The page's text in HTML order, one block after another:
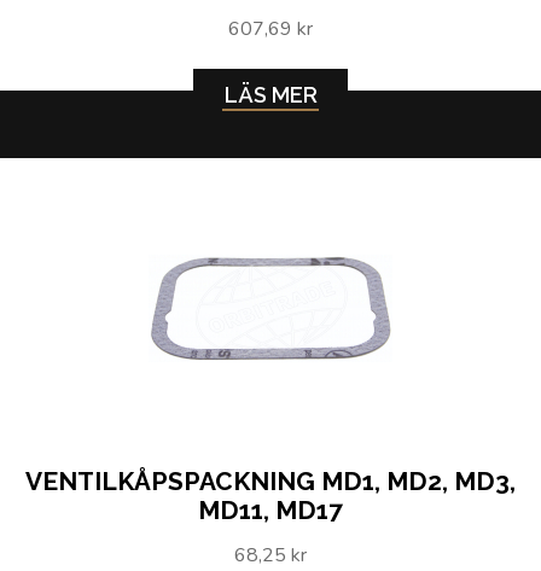
607,69 kr
LÄS MER
VENTILKÅPSPACKNING MD1, MD2, MD3,
MD11, MD17
68,25 kr